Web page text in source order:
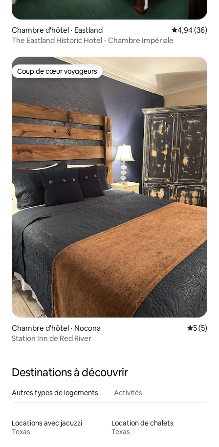
Chambre d'hôtel ⋅ Eastland Évaluation
4,94 (36)
The Eastland Historic Hotel - Chambre Impériale
Coup de cœur voyageurs
Coup de cœur voyageurs
Chambre d'hôtel ⋅ Nocona
5 (5)
Station Inn de Red River
Destinations à découvrir
Autres types de logements Activités
Locations avec jacuzzi
Texas
Location de chalets
Texas